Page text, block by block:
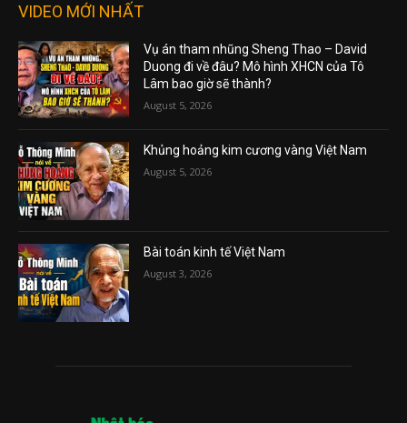
VIDEO MỚI NHẤT
Vụ án tham nhũng Sheng Thao – David
Duong đi về đâu? Mô hình XHCN của Tô
Lâm bao giờ sẽ thành?
August 5, 2026
Khủng hoảng kim cương vàng Việt Nam
August 5, 2026
Bài toán kinh tế Việt Nam
August 3, 2026